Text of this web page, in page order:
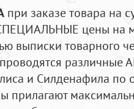
при заказе товара на
цены на
выписки товарного
и Силденафила по